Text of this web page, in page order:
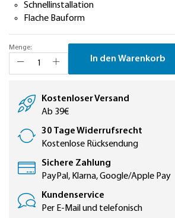
Schnellinstallation
Flache Bauform
Menge:
In den Warenkorb
Kostenloser Versand
Ab 39€
30 Tage Widerrufsrecht
Kostenlose Rücksendung
Sichere Zahlung
PayPal, Klarna, Google/Apple Pay
Kundenservice
Per E-Mail und telefonisch